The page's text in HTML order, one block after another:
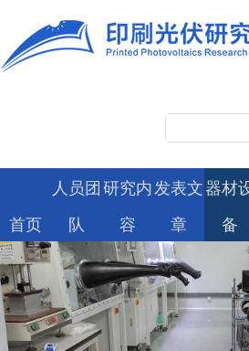
首页
人员团
队
研究内
容
发表文
章
器材
备